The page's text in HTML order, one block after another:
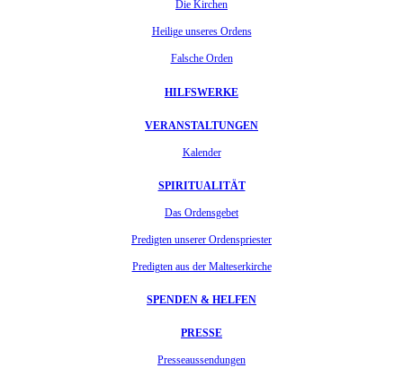
Die Kirchen
Heilige unseres Ordens
Falsche Orden
HILFSWERKE
VERANSTALTUNGEN
Kalender
SPIRITUALITÄT
Das Ordensgebet
Predigten unserer Ordenspriester
Predigten aus der Malteserkirche
SPENDEN & HELFEN
PRESSE
Presseaussendungen